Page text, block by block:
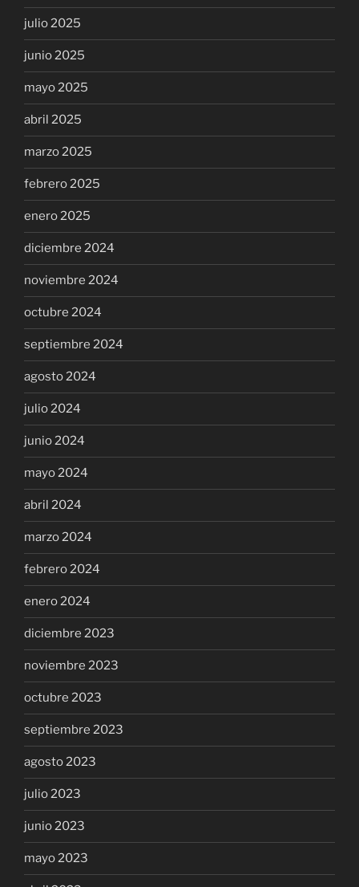
julio 2025
junio 2025
mayo 2025
abril 2025
marzo 2025
febrero 2025
enero 2025
diciembre 2024
noviembre 2024
octubre 2024
septiembre 2024
agosto 2024
julio 2024
junio 2024
mayo 2024
abril 2024
marzo 2024
febrero 2024
enero 2024
diciembre 2023
noviembre 2023
octubre 2023
septiembre 2023
agosto 2023
julio 2023
junio 2023
mayo 2023